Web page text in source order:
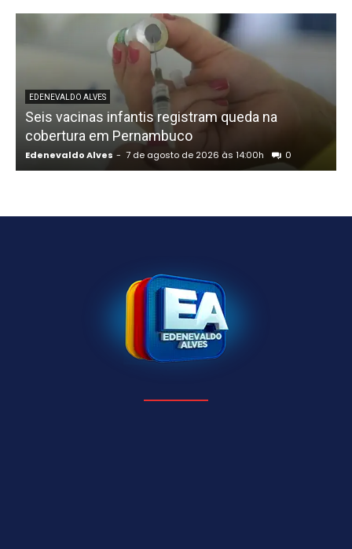
EDENEVALDO ALVES
Seis vacinas infantis registram queda na
cobertura em Pernambuco
Edenevaldo Alves - 7 de agosto de 2026 às 14:00h 0